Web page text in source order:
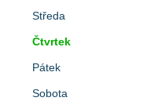
Středa
Čtvrtek
Pátek
Sobota